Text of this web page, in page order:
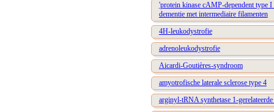
'protein kinase cAMP-dependent type I
dementie met intermediaire filamenten
4H-leukodystrofie
adrenoleukodystrofie
Aicardi-Goutières-syndroom
amyotrofische laterale sclerose type 4
arginyl-tRNA synthetase 1-